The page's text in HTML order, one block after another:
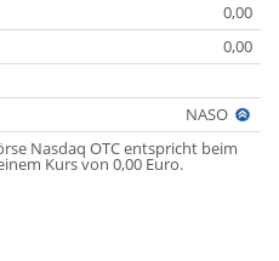
0,00
0,00
NASO
Nasdaq OTC entspricht beim
Kurs von 0,00 Euro.